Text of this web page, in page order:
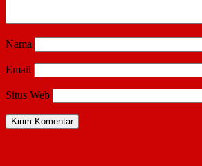
Nama
Email
Situs Web